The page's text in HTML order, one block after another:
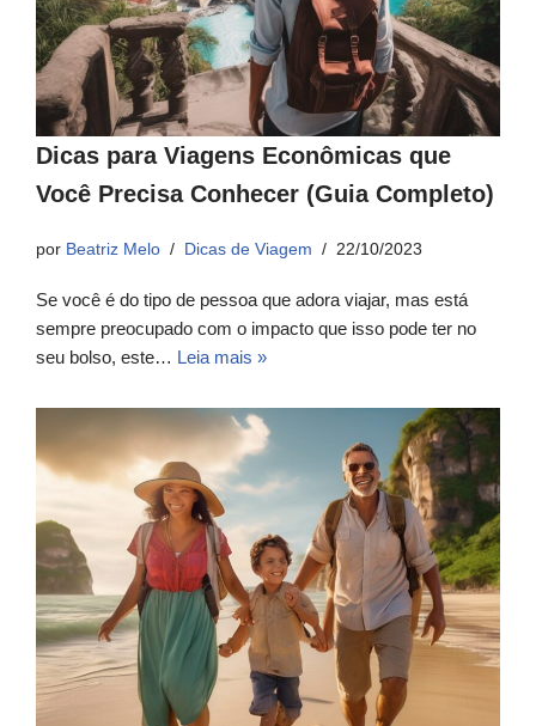
Dicas para Viagens Econômicas que
Você Precisa Conhecer (Guia Completo)
por Beatriz Melo Dicas de Viagem 22/10/2023
Se você é do tipo de pessoa que adora viajar, mas está
sempre preocupado com o impacto que isso pode ter no
seu bolso, este… Leia mais »